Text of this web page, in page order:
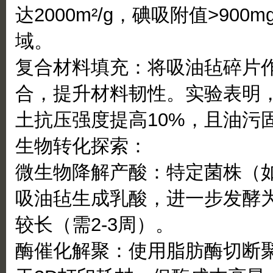
达2000m²/g，碘吸附值
域。
复合材料填充：将吸油毡碎片
合，提升材料韧性。实验表明
土抗压强度提高10%，且油污
生物转化探索：
微生物降解产酸：特定菌株（
吸油毡生成乳酸，进一步发酵
较长（需2-3周）。
酶催化解聚：使用脂肪酶切断